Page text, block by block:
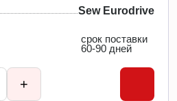
Sew Eurodrive
срок поставки
60-90 дней
+